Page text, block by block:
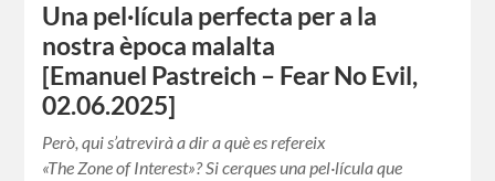
Una pel·lícula perfecta per a la
nostra època malalta
[Emanuel Pastreich – Fear No Evil,
02.06.2025]
Però, qui s’atrevirà a dir a què es refereix
«The Zone of Interest»? Si cerques una pel·lícula que